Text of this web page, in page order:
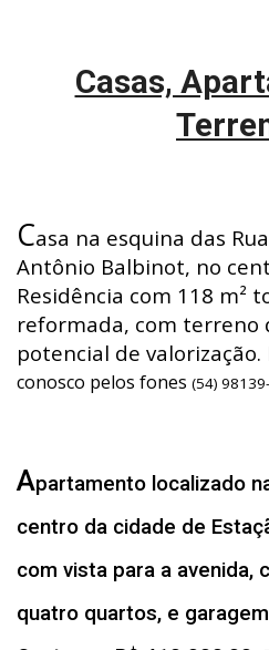
Casas,
Casa na esquina das
Antônio Balbinot, no
Residência com 118 m²
reformada, com terreno
potencial de valorização.
conosco pelos fones (54)
Apartamento localizado
centro da cidade de
com vista para a avenida,
quatro quartos, e